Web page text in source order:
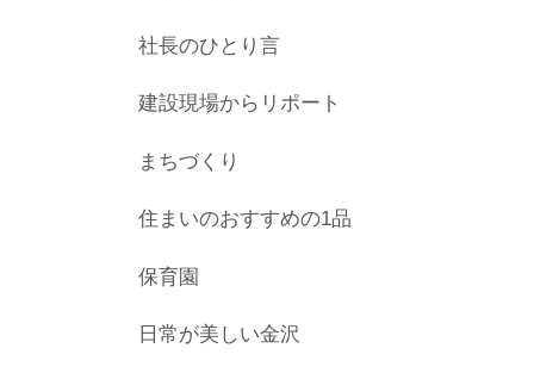
社長のひとり言
建設現場からリポート
まちづくり
住まいのおすすめの1品
保育園
日常が美しい金沢